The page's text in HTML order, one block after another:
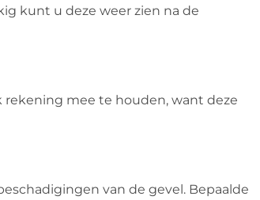
kunt u deze weer zien na de
rekening mee te houden, want deze
van de gevel. Bepaalde